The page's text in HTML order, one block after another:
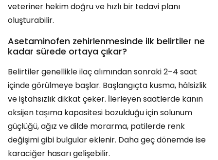
veteriner hekim doğru ve hızlı bir tedavi planı
oluşturabilir.
Asetaminofen zehirlenmesinde ilk belirtiler ne
kadar sürede ortaya çıkar?
Belirtiler genellikle ilaç alımından sonraki 2–4 saat
içinde görülmeye başlar. Başlangıçta kusma, hâlsizlik
ve iştahsızlık dikkat çeker. İlerleyen saatlerde kanın
oksijen taşıma kapasitesi bozulduğu için solunum
güçlüğü, ağız ve dilde morarma, patilerde renk
değişimi gibi bulgular eklenir. Daha geç dönemde ise
karaciğer hasarı gelişebilir.